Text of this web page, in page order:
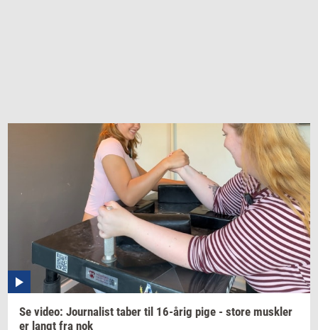
Se video: Jour­na­list taber til 16-årig pige - store mus­k­ler
er langt fra nok